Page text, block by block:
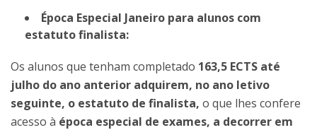
Época Especial Janeiro para alunos com
estatuto finalista:
Os alunos que tenham completado 163,5 ECTS até
julho do ano anterior adquirem, no ano letivo
seguinte, o estatuto de finalista, o que lhes confere
acesso à época especial de exames, a decorrer em